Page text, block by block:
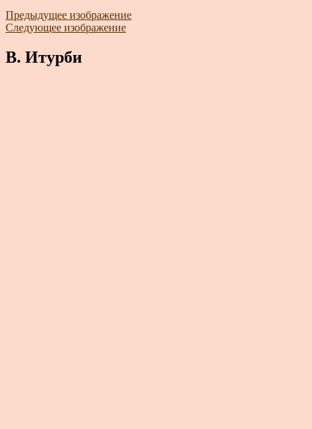
Предыдущее изображение
Следующее изображение
В. Итурби